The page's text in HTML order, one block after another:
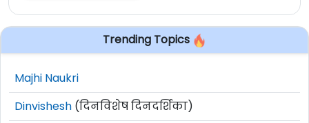
Trending Topics
Majhi Naukri
Dinvishesh (दिनविशेष दिनदर्शिका)